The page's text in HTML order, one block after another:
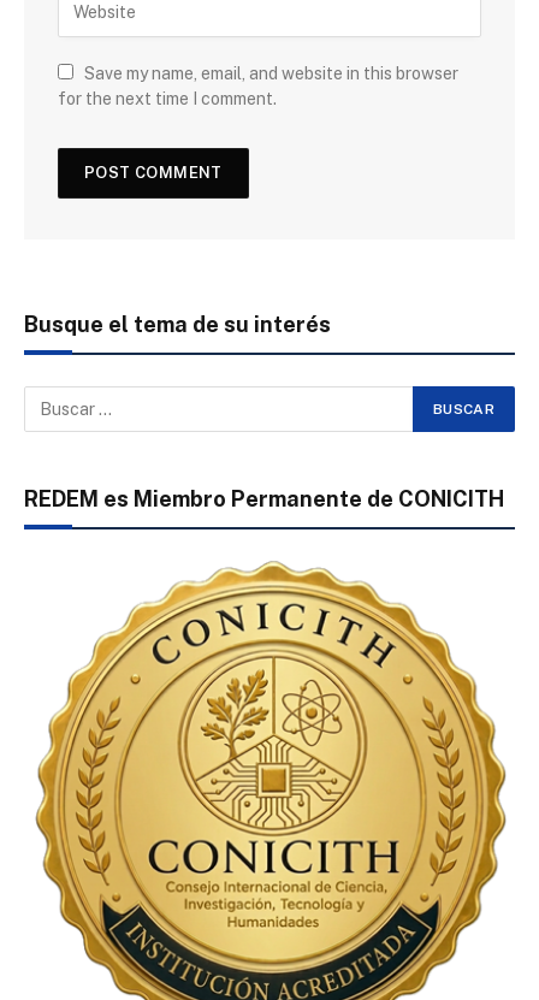
Save my name, email, and website in this browser
for the next time I comment.
Busque el tema de su interés
REDEM es Miembro Permanente de CONICITH